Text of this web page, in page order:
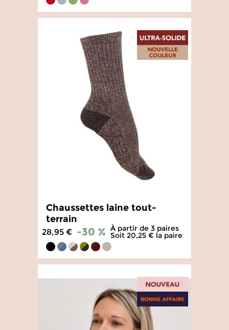
Chaussettes laine tout-
terrain
28,95 € -30 % À partir de 3 paires
Soit 20,25 € la paire